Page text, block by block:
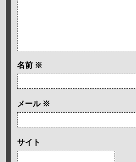
名前 ※
メール ※
サイト